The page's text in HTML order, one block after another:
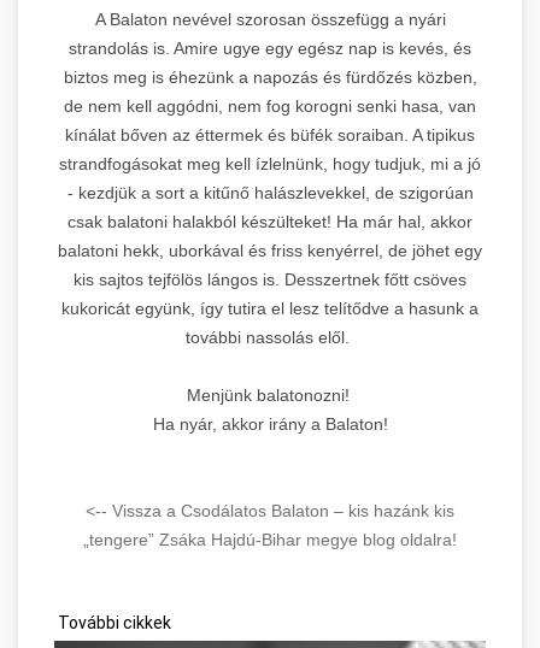
A Balaton nevével szorosan összefügg a nyári
strandolás is. Amire ugye egy egész nap is kevés, és
biztos meg is éhezünk a napozás és fürdőzés közben,
de nem kell aggódni, nem fog korogni senki hasa, van
kínálat bőven az éttermek és büfék soraiban. A tipikus
strandfogásokat meg kell ízlelnünk, hogy tudjuk, mi a jó
- kezdjük a sort a kitűnő halászlevekkel, de szigorúan
csak balatoni halakból készülteket! Ha már hal, akkor
balatoni hekk, uborkával és friss kenyérrel, de jöhet egy
kis sajtos tejfölös lángos is. Desszertnek főtt csöves
kukoricát együnk, így tutira el lesz telítődve a hasunk a
további nassolás elől.
Menjünk balatonozni!
Ha nyár, akkor irány a Balaton!
<-- Vissza a Csodálatos Balaton – kis hazánk kis
„tengere” Zsáka Hajdú-Bihar megye blog oldalra!
További cikkek